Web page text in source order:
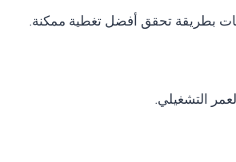
بطريقة تحقق أفضل تغطية ممكنة.
التشغيلي.